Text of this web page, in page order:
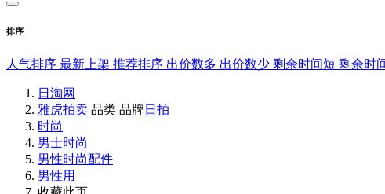
排序
人气排序 最新上架 推荐排序 出价数多 出价数少 剩余时间短 剩余时
日淘网
雅虎拍卖 品类 品牌日拍
时尚
男士时尚
男性时尚配件
男性用